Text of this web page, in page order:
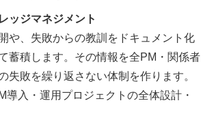
ッジマネジメント
や、失敗からの教訓をドキュメント化
蓄積します。その情報を全PM・関係者
失敗を繰り返さない体制を作ります。
導入・運用プロジェクトの全体設計・